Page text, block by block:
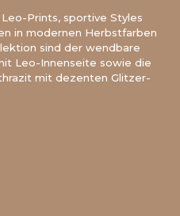
Prints, sportive Styles
in modernen Herbstfarben
sind der wendbare
Leo-Innenseite sowie die
mit dezenten Glitzer-